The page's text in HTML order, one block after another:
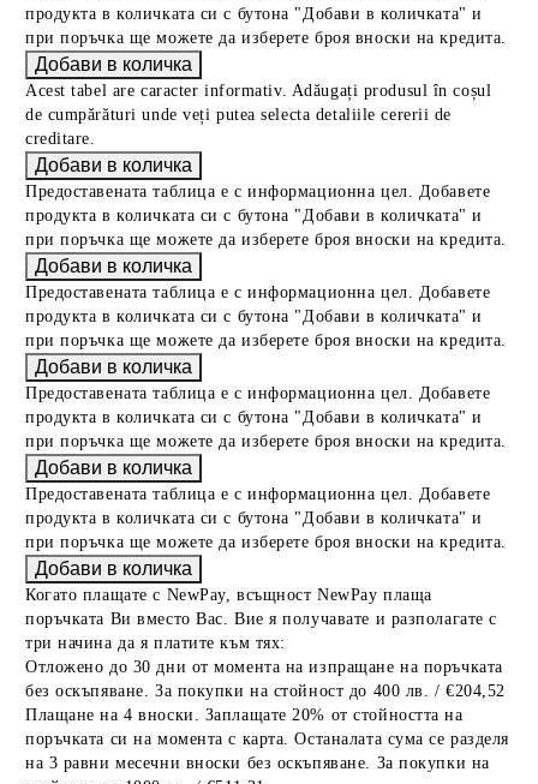
продукта в количката си с бутона "Добави в количката" и
при поръчка ще можете да изберете броя вноски на кредита.
Acest tabel are caracter informativ. Adăugați produsul în coșul
de cumpărături unde veți putea selecta detaliile cererii de
creditare.
Предоставената таблица е с информационна цел. Добавете
продукта в количката си с бутона "Добави в количката" и
при поръчка ще можете да изберете броя вноски на кредита.
Предоставената таблица е с информационна цел. Добавете
продукта в количката си с бутона "Добави в количката" и
при поръчка ще можете да изберете броя вноски на кредита.
Предоставената таблица е с информационна цел. Добавете
продукта в количката си с бутона "Добави в количката" и
при поръчка ще можете да изберете броя вноски на кредита.
Предоставената таблица е с информационна цел. Добавете
продукта в количката си с бутона "Добави в количката" и
при поръчка ще можете да изберете броя вноски на кредита.
Когато плащате с NewPay, всъщност NewPay плаща
поръчката Ви вместо Вас. Вие я получавате и разполагате с
три начина да я платите към тях:
Отложено до 30 дни от момента на изпращане на поръчката
без оскъпяване. За покупки на стойност до 400 лв. / €204,52
Плащане на 4 вноски. Заплащате 20% от стойността на
поръчката си на момента с карта. Останалата сума се разделя
на 3 равни месечни вноски без оскъпяване. За покупки на